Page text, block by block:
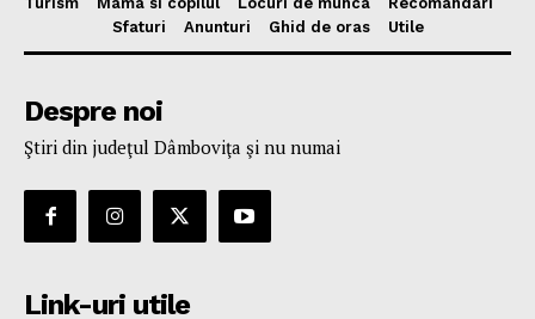
Sfaturi
Anunturi Ghid de oras Utile
Despre noi
Ştiri din judeţul Dâmboviţa şi nu numai
Link-uri utile